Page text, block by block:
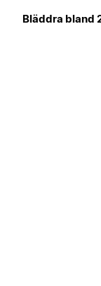
Bläddra bland